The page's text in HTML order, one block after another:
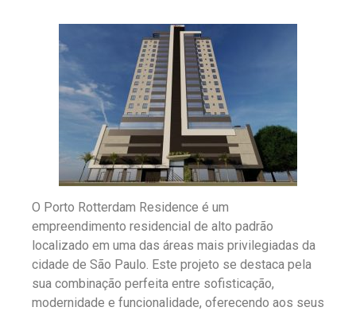
O Porto Rotterdam Residence é um
empreendimento residencial de alto padrão
localizado em uma das áreas mais privilegiadas da
cidade de São Paulo. Este projeto se destaca pela
sua combinação perfeita entre sofisticação,
modernidade e funcionalidade, oferecendo aos seus